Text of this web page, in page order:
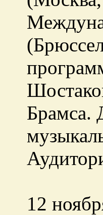
Брамса.
12